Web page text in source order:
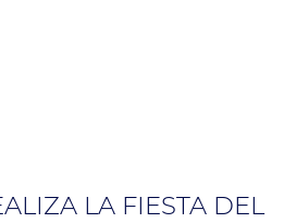
LA FIESTA DEL